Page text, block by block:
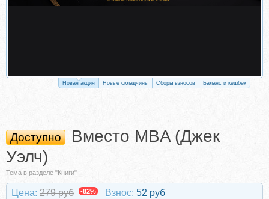
Новая акция Новые складчины Сборы взносов Баланс и кешбек
Доступно
Вместо MBA (Джек
Уэлч)
Тема в разделе "Книги"
Цена: 279 руб -82% Взнос: 52 руб